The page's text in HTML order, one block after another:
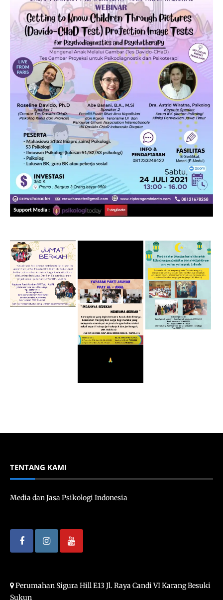
TENTANG KAMI
Media dan Jasa Psikologi Indonesia
Perumahan Sigura Hill E13 Jl. Raya Candi VI Karang Besuki
Sukun